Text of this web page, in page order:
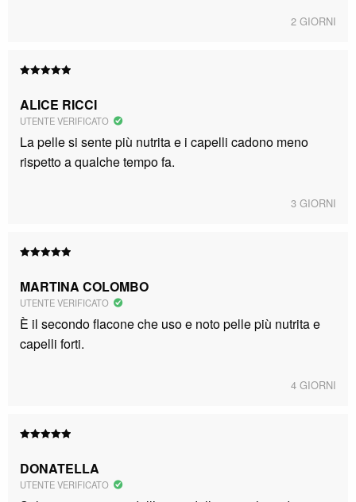
2 GIORNI
su 5
ALICE RICCI
UTENTE VERIFICATO
La pelle si sente più nutrita e i capelli cadono meno
rispetto a qualche tempo fa.
3 GIORNI
su 5
MARTINA COLOMBO
UTENTE VERIFICATO
È il secondo flacone che uso e noto pelle più nutrita e
capelli forti.
4 GIORNI
su 5
DONATELLA
UTENTE VERIFICATO